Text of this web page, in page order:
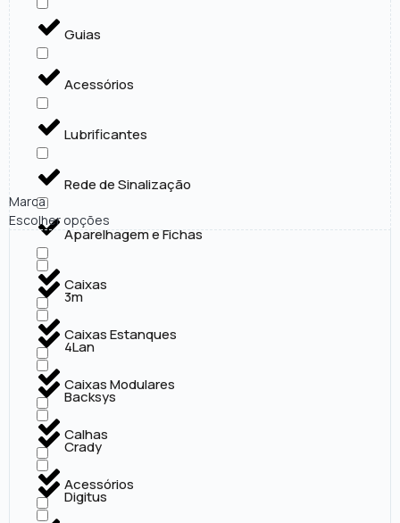
Guias
Acessórios
Lubrificantes
Rede de Sinalização
Aparelhagem e Fichas
Caixas
Caixas Estanques
Caixas Modulares
Calhas
Acessórios
Marca
Escolher opções
3m
4Lan
Backsys
Crady
Digitus